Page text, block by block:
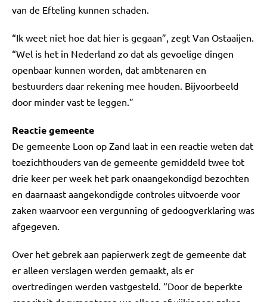
van de Efteling kunnen schaden.
“Ik weet niet hoe dat hier is gegaan”, zegt Van Ostaaijen.
“Wel is het in Nederland zo dat als gevoelige dingen
openbaar kunnen worden, dat ambtenaren en
bestuurders daar rekening mee houden. Bijvoorbeeld
door minder vast te leggen.”
Reactie gemeente
De gemeente Loon op Zand laat in een reactie weten dat
toezichthouders van de gemeente gemiddeld twee tot
drie keer per week het park onaangekondigd bezochten
en daarnaast aangekondigde controles uitvoerde voor
zaken waarvoor een vergunning of gedoogverklaring was
afgegeven.
Over het gebrek aan papierwerk zegt de gemeente dat
er alleen verslagen werden gemaakt, als er
overtredingen werden vastgesteld. “Door de beperkte